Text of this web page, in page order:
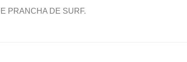
PRANCHA DE SURF.